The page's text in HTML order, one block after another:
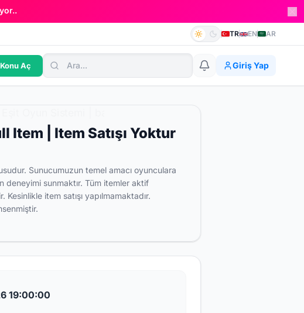
TR EN AR
Konu Aç Giriş Yap
Item | Item Satışı Yoktur
Sunucumuzun temel amacı oyunculara
sunmaktır. Tüm itemler aktif
item satışı yapılmamaktadır.
19:00:00